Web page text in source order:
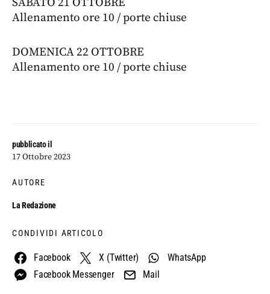
pubblicato il
17 Ottobre 2023
AUTORE
La Redazione
CONDIVIDI ARTICOLO
Facebook X (Twitter)
WhatsApp
Facebook Messenger
Mail
Allenamento ore 10 / porte chiuse
DOMENICA 22 OTTOBRE
Allenamento ore 10 / porte chiuse